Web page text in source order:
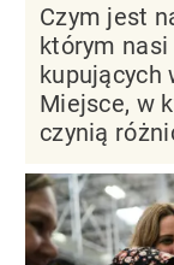
Czym jest
którym
kupujących
Miejsce, w
czynią